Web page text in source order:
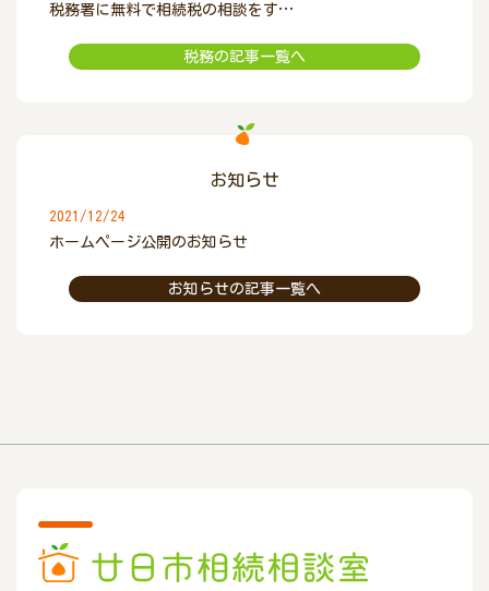
税務署に無料で相続税の相談をす…
税務の記事一覧へ
お知らせ
2021/12/24
ホームページ公開のお知らせ
お知らせの記事一覧へ